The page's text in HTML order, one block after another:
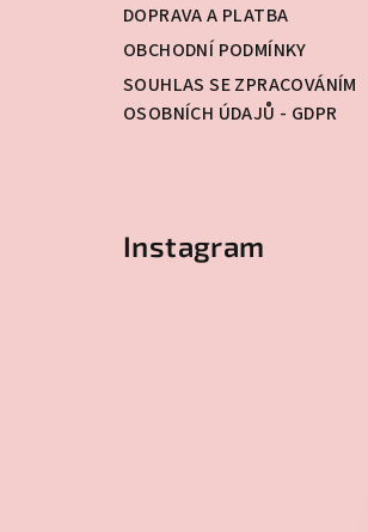
DOPRAVA A PLATBA
OBCHODNÍ PODMÍNKY
SOUHLAS SE ZPRACOVÁNÍM
OSOBNÍCH ÚDAJŮ - GDPR
Instagram